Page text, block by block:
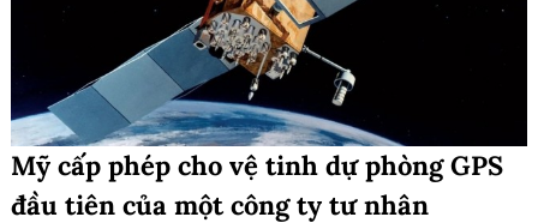
Mỹ cấp phép cho vệ tinh dự phòng GPS
đầu tiên của một công ty tư nhân